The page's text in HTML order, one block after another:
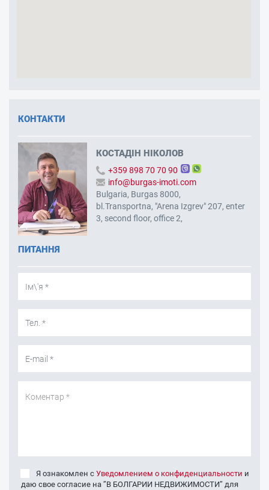
КОНТАКТИ
КОСТАДІН НІКОЛОВ
+359 898 70 70 90
info@burgas-imoti.com
Bulgaria, Burgas 8000,
bl.Transportna, "Arena Izgrev" 207, enter
3, second floor, office 2,
ПИТАННЯ
Я ознакомлен с Уведомлением о конфиденциальности и
даю свое согласие на ’’В БОЛГАРИИ НЕДВИЖИМОСТИ’’ для